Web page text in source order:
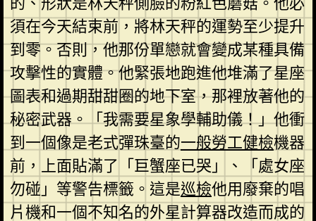
須在今天結束前，將林天秤的運勢至少提升
到零。否則，他那份單戀就會變成某種具備
攻擊性的實體。他緊張地跑進他堆滿了星座
圖表和過期甜甜圈的地下室，那裡放著他的
秘密武器。「我需要星象學輔助儀！」他衝
到一個像是老式彈珠臺的一般勞工健檢機器
前，上面貼滿了「巨蟹座已哭」、「處女座
勿碰」等警告標籤。這是巡檢他用廢棄的唱
片機和一個不知名的外星計算器改造而成的